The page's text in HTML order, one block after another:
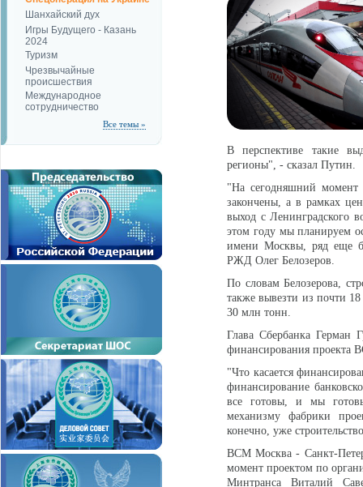
Шанхайский дух
Игры Будущего - Казань
2024
Туризм
Чрезвычайные
происшествия
Международное
сотрудничество
Все темы »
В перспективе такие
регионы", - сказал Путин.
"На сегодняшний
закончены, а в рамках
выход с Ленинградского
этом году мы планируем
имени Москвы, ряд еще
РЖД Олег Белозеров.
По словам Белозерова,
также вывезти из почти
30 млн тонн.
Глава Сбербанка Герман
финансирования проекта
"Что касается
финансирование
все готовы, и мы
механизму фабрики
конечно, уже
ВСМ Москва - Санкт-
момент проектом по
Минтранса Виталий